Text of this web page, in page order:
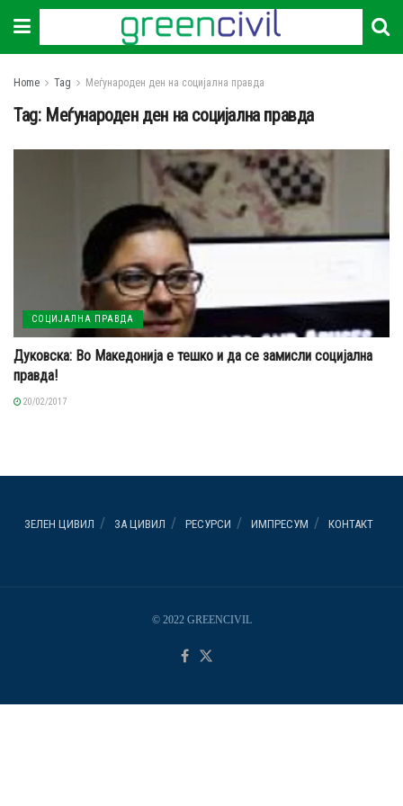
Home Tag Меѓународен ден на социјална правда
Tag: Меѓународен ден на социјална правда
СОЦИЈАЛНА ПРАВДА
Дуковска: Во Македонија е тешко и да се замисли социјална
правда!
20/02/2017
ЗЕЛЕН ЦИВИЛ ЗА ЦИВИЛ РЕСУРСИ ИМПРЕСУМ КОНТАКТ
© 2022 GREENCIVIL